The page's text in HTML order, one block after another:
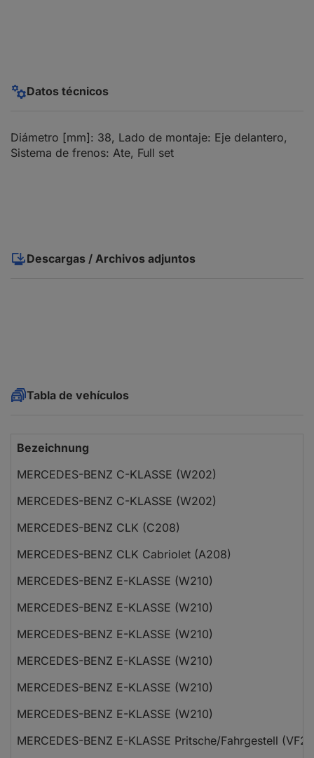
Datos técnicos
Diámetro [mm]: 38, Lado de montaje: Eje delantero,
Sistema de frenos: Ate, Full set
Descargas / Archivos adjuntos
Tabla de vehículos
Bezeichnung
MERCEDES-BENZ C-KLASSE (W202)
MERCEDES-BENZ C-KLASSE (W202)
MERCEDES-BENZ CLK (C208)
MERCEDES-BENZ CLK Cabriolet (A208)
MERCEDES-BENZ E-KLASSE (W210)
MERCEDES-BENZ E-KLASSE (W210)
MERCEDES-BENZ E-KLASSE (W210)
MERCEDES-BENZ E-KLASSE (W210)
MERCEDES-BENZ E-KLASSE (W210)
MERCEDES-BENZ E-KLASSE (W210)
MERCEDES-BENZ E-KLASSE Pritsche/Fahrgestell